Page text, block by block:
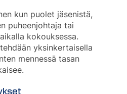
kun puolet jäsenistä,
puheenjohtaja tai
kokouksessa.
yksinkertaisella
mennessä tasan